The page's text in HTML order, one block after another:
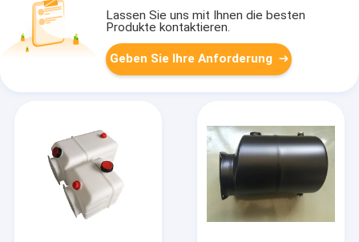
Lassen Sie uns mit Ihnen die besten
Produkte kontaktieren.
Geben Sie Ihre Anforderung